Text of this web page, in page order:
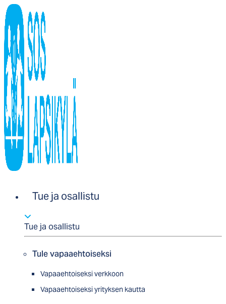
Tue ja osallistu
Tue ja osallistu
Tule vapaaehtoiseksi
Vapaaehtoiseksi verkkoon
Vapaaehtoiseksi yrityksen kautta